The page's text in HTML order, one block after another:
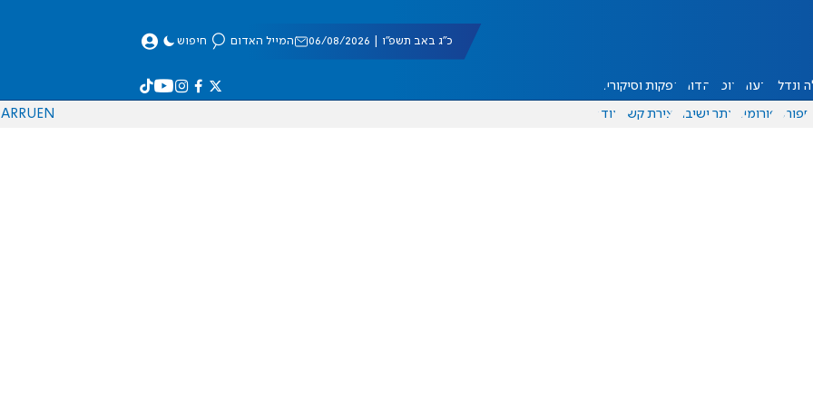
כ"ג באב תשפ"ו | 06/08/2026 המייל האדום חיפוש
ונדל"ן דעות אוכל יהדות הפקות וסיקורים
ספורט פורומים אתר ישיבה יצירת קשר עוד EN
RU
AR